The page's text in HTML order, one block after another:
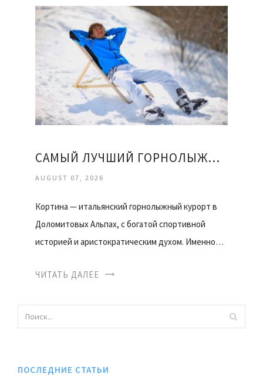
САМЫЙ ЛУЧШИЙ ГОРНОЛЫЖНЫЙ КУРОРТ
AUGUST 07, 2026
Кортина — итальянский горнолыжный курорт в
Доломитовых Альпах, с богатой спортивной
историей и аристократическим духом. Именно…
ЧИТАТЬ ДАЛЕЕ
ПОСЛЕДНИЕ СТАТЬИ